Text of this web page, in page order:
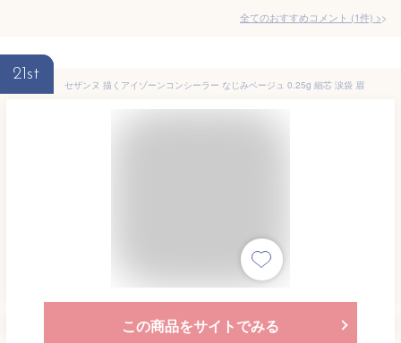
全てのおすすめコメント (1件) >
21st
セザンヌ 描くアイゾーンコンシーラー なじみベージュ 0.25g 細芯 涙袋 眉
この商品をサイトでみる